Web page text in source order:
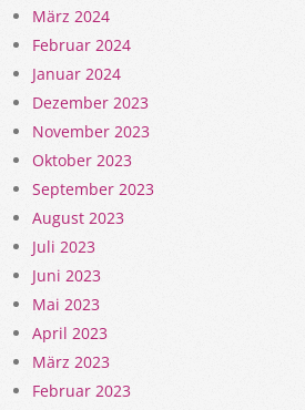
März 2024
Februar 2024
Januar 2024
Dezember 2023
November 2023
Oktober 2023
September 2023
August 2023
Juli 2023
Juni 2023
Mai 2023
April 2023
März 2023
Februar 2023